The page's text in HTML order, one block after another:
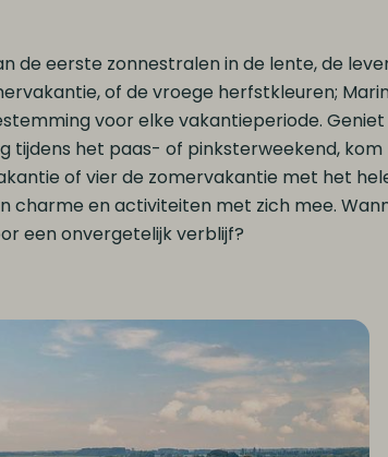
de eerste zonnestralen in de lente, de
of de vroege herfstkleuren;
voor elke vakantieperiode.
tijdens het paas- of pinksterweekend, kom
of vier de zomervakantie met het
charme en activiteiten met zich mee.
een onvergetelijk verblijf?